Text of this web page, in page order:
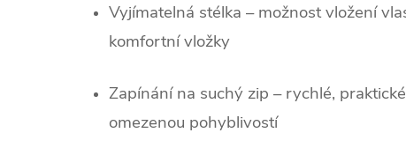
Vyjímatelná stélka – možnost vložení
komfortní vložky
Zapínání na suchý zip – rychlé,
omezenou pohyblivostí